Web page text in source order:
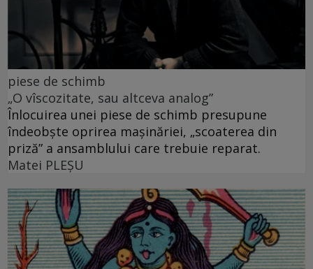
piese de schimb
„O vîscozitate, sau altceva analog”
Înlocuirea unei piese de schimb presupune
îndeobște oprirea mașinăriei, „scoaterea din
priză” a ansamblului care trebuie reparat.
Matei PLEŞU